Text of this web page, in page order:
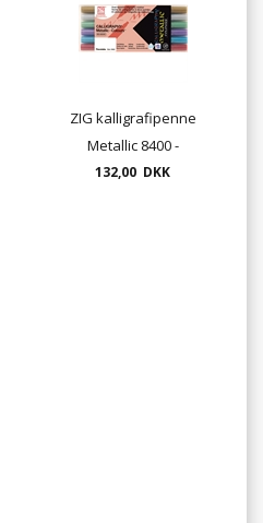
ZIG kalligrafipenne
Metallic 8400 -
dobbeltspids - sæt med 6
132,00 DKK